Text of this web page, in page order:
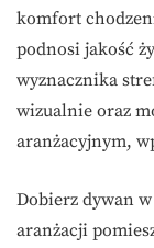
komfort
podnosi jakość
wyznacznika
wizualnie oraz
aranżacyjnym,
Dobierz dywan w
aranżacji